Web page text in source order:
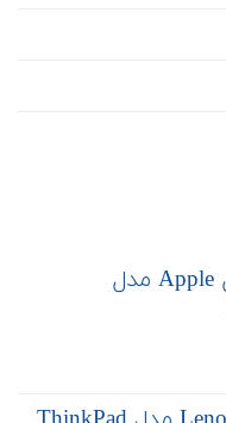
لپ تاپ 15 اینچی اپل Apple مدل